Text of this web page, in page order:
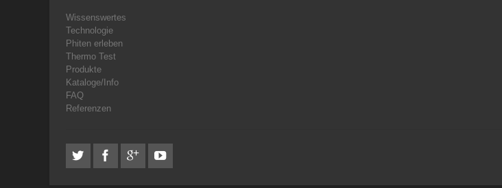
Wissenswertes
Technologie
Phiten erleben
Thermo Test
Produkte
Kataloge/Info
FAQ
Referenzen